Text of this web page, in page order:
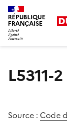
RÉPUBLIQUE
FRANÇAISE
L5311-2
Source : Code